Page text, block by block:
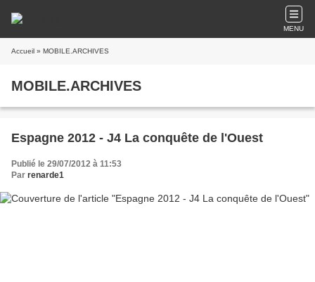
MENU
Accueil » MOBILE.ARCHIVES
MOBILE.ARCHIVES
Espagne 2012 - J4 La conquête de l'Ouest
Publié le 29/07/2012 à 11:53
Par renarde1